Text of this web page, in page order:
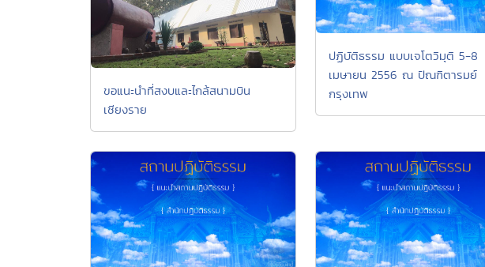
ขอแนะนำที่สงบและไกล้สนามบิน
เชียงราย
ปฏิบัติธรรม แบบเจโตวิมุติ 5-8
เมษายน 2556 ณ ปัณฑิตารมย์
กรุงเทพ